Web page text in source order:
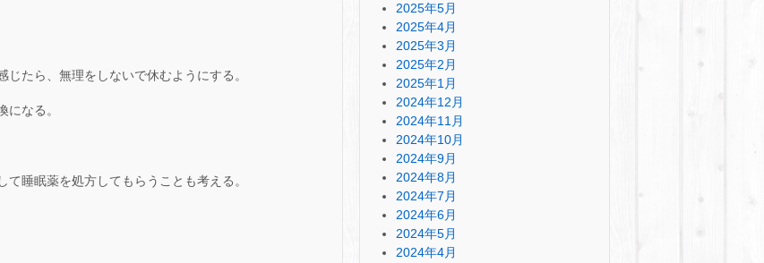
たら、無理をしないで休むようにする。
になる。
睡眠薬を処方してもらうことも考える。
2025年5月
2025年4月
2025年3月
2025年2月
2025年1月
2024年12月
2024年11月
2024年10月
2024年9月
2024年8月
2024年7月
2024年6月
2024年5月
2024年4月